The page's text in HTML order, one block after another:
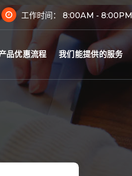
工作时间： 8:00AM - 8:00PM
品优惠流程 我们能提供的服务